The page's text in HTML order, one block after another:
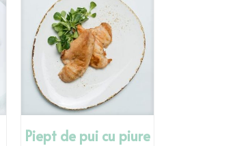
Piept de pui cu piure